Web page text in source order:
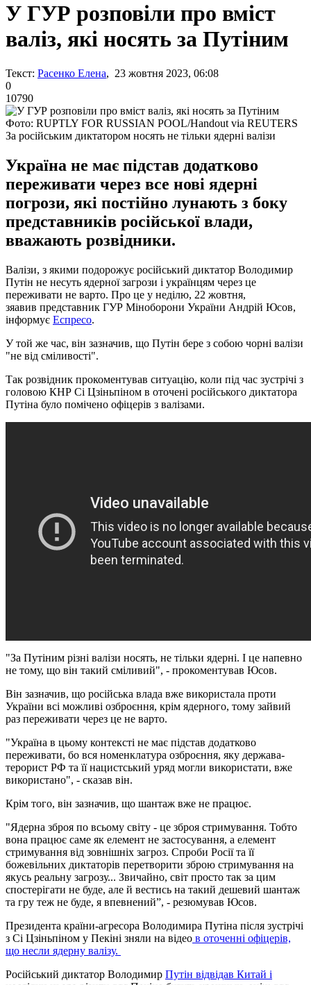
У ГУР розповіли про вміст
валіз, які носять за Путіним
Текст: Расенко Елена, 23 жовтня 2023, 06:08
0
10790
Фото: RUPTLY FOR RUSSIAN POOL/Handout via REUTERS
За російським диктатором носять не тільки ядерні валізи
Україна не має підстав додатково
переживати через все нові ядерні
погрози, які постійно лунають з боку
представників російської влади,
вважають розвідники.
Валізи, з якими подорожує російський диктатор Володимир
Путін не несуть ядерної загрози і українцям через це
переживати не варто. Про це у неділю, 22 жовтня,
зяавив представник ГУР Міноборони України Андрій Юсов,
інформує Еспресо.
У той же час, він зазначив, що Путін бере з собою чорні валізи
"не від сміливості".
Так розвідник прокоментував ситуацію, коли під час зустрічі з
головою КНР Сі Цзіньпіном в оточені російського диктатора
Путіна було помічено офіцерів з валізами.
"За Путіним різні валізи носять, не тільки ядерні. І це напевно
не тому, що він такий сміливий", - прокоментував Юсов.
Він зазначив, що російська влада вже використала проти
України всі можливі озброєння, крім ядерного, тому зайвий
раз переживати через це не варто.
"Україна в цьому контексті не має підстав додатково
переживати, бо вся номенклатура озброєння, яку держава-
терорист РФ та її нацистський уряд могли використати, вже
використано", - сказав він.
Крім того, він зазначив, що шантаж вже не працює.
"Ядерна зброя по всьому світу - це зброя стримування. Тобто
вона працює саме як елемент не застосування, а елемент
стримування від зовнішніх загроз. Спроби Росії та її
божевільних диктаторів перетворити зброю стримування на
якусь реальну загрозу... Звичайно, світ просто так за цим
спостерігати не буде, але й вестись на такий дешевий шантаж
та гру теж не буде, я впевнений”, - резюмував Юсов.
Президента країни-агресора Володимира Путіна після зустрічі
з Сі Цзіньпіном у Пекіні зняли на відео в оточенні офіцерів,
що несли ядерну валізу.
Російський диктатор Володимир Путін відвідав Китай і